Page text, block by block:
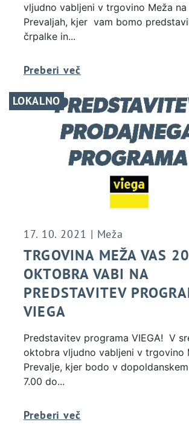
vljudno vabljeni v trgovino Meža na
Prevaljah, kjer vam bomo
črpalke in...
Preberi več
LOKALNO
17. 10. 2021 | Meža
TRGOVINA MEŽA VAS
OKTOBRA VABI NA
PREDSTAVITEV
VIEGA
Predstavitev programa VIEGA! V
oktobra vljudno vabljeni v trgovino
Prevalje, kjer bodo v
7.00 do...
Preberi več